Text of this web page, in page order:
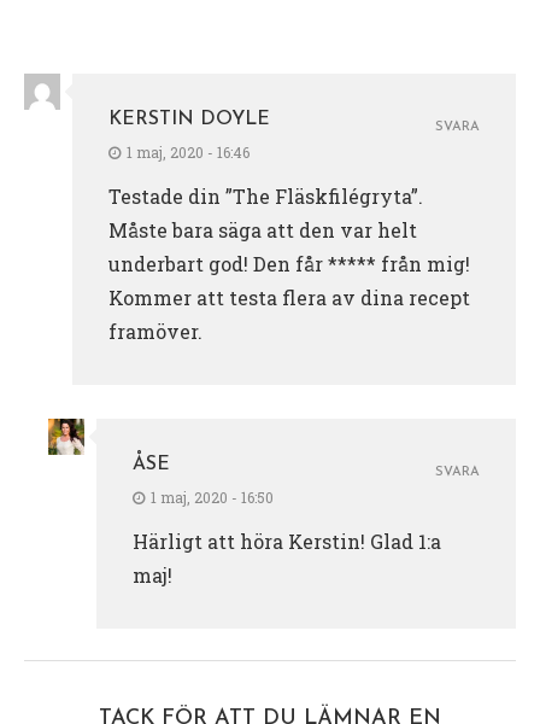
KERSTIN DOYLE
1 maj, 2020 - 16:46
Testade din ”The Fläskfilégryta”.
Måste bara säga att den var helt
underbart god! Den får ***** från mig!
Kommer att testa flera av dina recept
framöver.
SVARA
ÅSE
1 maj, 2020 - 16:50
Härligt att höra Kerstin! Glad 1:a
maj!
SVARA
TACK FÖR ATT DU LÄMNAR EN